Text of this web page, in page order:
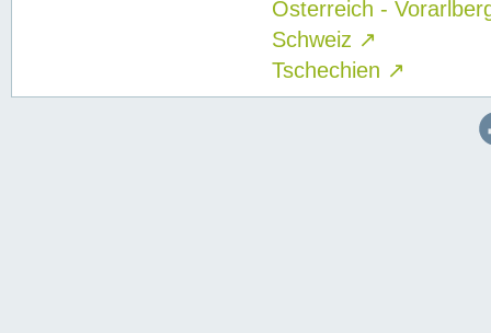
Österreich -
Schweiz ↗
Tschechien ↗